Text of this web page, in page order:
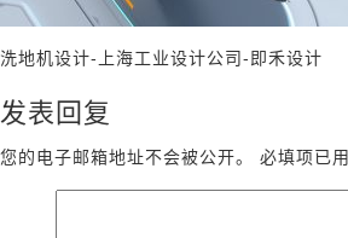
洗地机设计-上海工业设计公司-即禾设计
发表回复
您的电子邮箱地址不会被公开。 必填项已用